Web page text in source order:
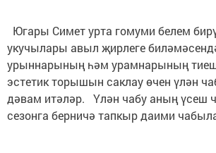
Югары Симет урта гомуми белем
укучылары авыл җирлеге
урыннарының һәм урамнарының
эстетик торышын саклау өчен үлән
дәвам итәләр.⠀Үлән чабу аның үсеш
сезонга берничә тапкыр даими